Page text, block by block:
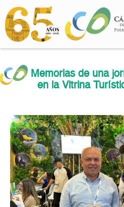
Memorias de una
en la Vitrina